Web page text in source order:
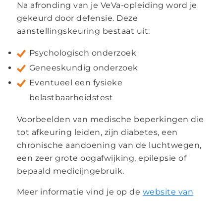
Na afronding van je VeVa-opleiding word je
gekeurd door defensie. Deze
aanstellingskeuring bestaat uit:
Psychologisch onderzoek
Geneeskundig onderzoek
Eventueel een fysieke
belastbaarheidstest
Voorbeelden van medische beperkingen die
tot afkeuring leiden, zijn diabetes, een
chronische aandoening van de luchtwegen,
een zeer grote oogafwijking, epilepsie of
bepaald medicijngebruik.
Meer informatie vind je op de website van